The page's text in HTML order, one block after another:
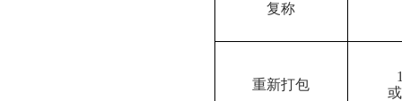
复称
重新打包
或